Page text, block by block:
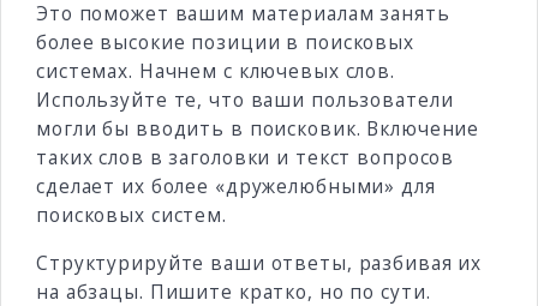
Это поможет вашим материалам занять
более высокие позиции в поисковых
системах. Начнем с ключевых слов.
Используйте те, что ваши пользователи
могли бы вводить в поисковик. Включение
таких слов в заголовки и текст вопросов
сделает их более «дружелюбными» для
поисковых систем.
Структурируйте ваши ответы, разбивая их
на абзацы. Пишите кратко, но по сути.